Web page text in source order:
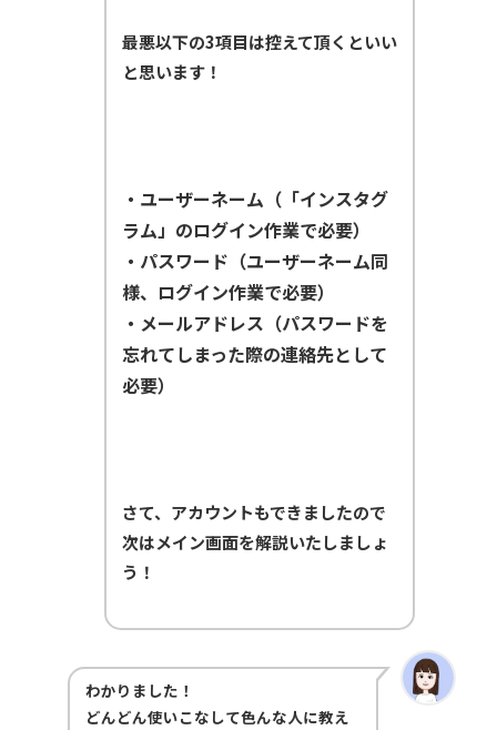
最悪以下の3項目は控えて頂くといい
と思います！
・ユーザーネーム（「インスタグ
ラム」のログイン作業で必要）
・パスワード（ユーザーネーム同
様、ログイン作業で必要）
・メールアドレス（パスワードを
忘れてしまった際の連絡先として
必要）
さて、アカウントもできましたので
次はメイン画面を解説いたしましょ
う！
わかりました！
どんどん使いこなして色んな人に教え